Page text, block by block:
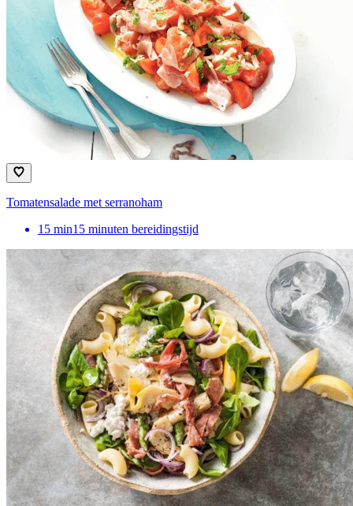
Tomatensalade met serranoham
15 min15 minuten bereidingstijd